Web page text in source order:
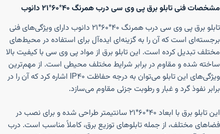
مشخصات فنی تابلو برق پی وی سی درب همرنگ ۴۰*۶۰*۲۱ دانوب
تابلو برق پی وی سی درب همرنگ ۴۰*۶۰*۲۱ دانوب دارای ویژگی‌های فنی
برجسته‌ای است که آن را به گزینه‌ای ایده‌آل برای استفاده در محیط‌های
مختلف تبدیل کرده است. این تابلو برق از مواد پی وی سی با کیفیت بالا
ساخته شده و مقاوم در برابر شرایط مختلف محیطی است. از مهم‌ترین
ویژگی‌های این تابلو می‌توان به درجه حفاظت IP40 اشاره کرد که آن را در
برابر نفوذ گرد و غبار و رطوبت جزئی مقاوم می‌سازد.
این تابلو برق با ابعاد ۴۰*۶۰*۲۱ سانتیمتر طراحی شده و برای نصب در
فضاهای مختلف، از جمله تابلوهای توزیع برق، کاملاً مناسب است. درب